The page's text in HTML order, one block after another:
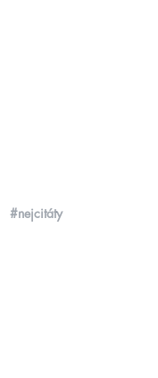
#nejcitáty